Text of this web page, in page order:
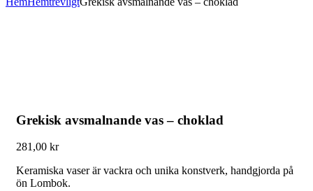
Grekisk avsmalnande vas – choklad
281,00 kr
Keramiska vaser är vackra och unika konstverk, handgjorda på
ön Lombok.